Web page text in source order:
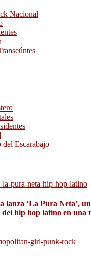
Nacional
Escarabajo
lanza ‘La Pura Neta’,
del hip hop latino en una